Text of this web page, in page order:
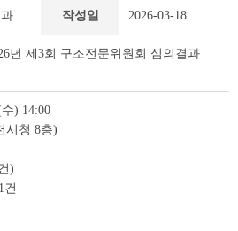
작성일 2026-03-18
년 제3회 구조전문위원회 심의결과
) 14:00
시청 8층)
)
건